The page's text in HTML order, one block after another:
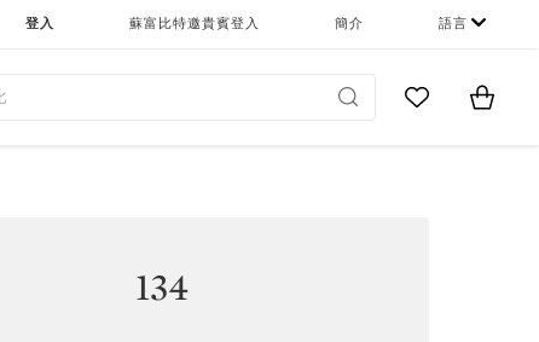
登入 蘇富比特邀貴賓登入 簡介 語言
Go to MyItems
134